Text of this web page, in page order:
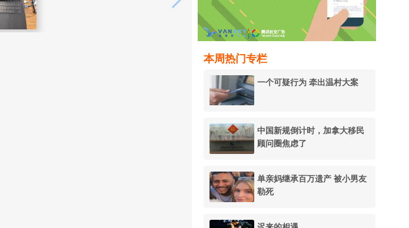
本周热门专栏
一个可疑行为 牵出温村大案
中国新规倒计时，加拿大移民
顾问圈焦虑了
单亲妈继承百万遗产 被小男友
勒死